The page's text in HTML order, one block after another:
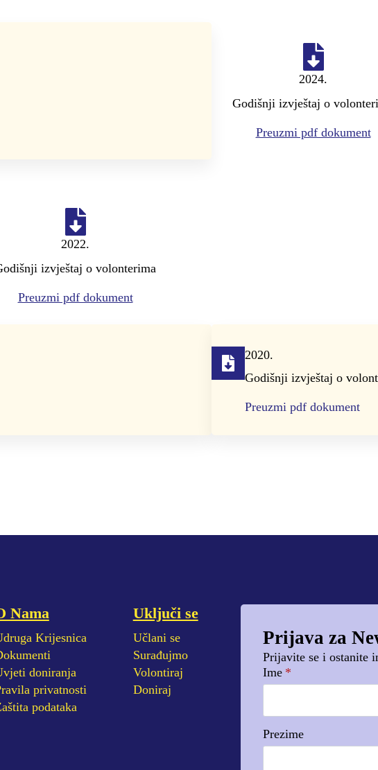
2024.
Godišnji izvještaj o
Preuzmi pdf dokument
2022.
izvještaj o volonterima
Preuzmi pdf dokument
2020.
Godišnji izvještaj o
Preuzmi pdf dokument
Nama
Krijesnica
doniranja
privatnosti
podataka
Uključi se
Učlani se
Surađujmo
Volontiraj
Doniraj
Prijava za
Prijavite se i ostanite
Ime *
Prezime